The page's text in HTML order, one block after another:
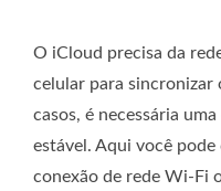
O iCloud precisa da
celular para sincronizar
casos, é necessária
estável. Aqui você
conexão de rede Wi-Fi